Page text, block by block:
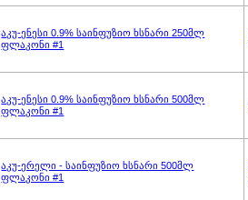
აკუ-ენესი 0.9% საინფუზიო ხსნარი 250მლ
ფლაკონი #1
აკუ-ენესი 0.9% საინფუზიო ხსნარი 500მლ
ფლაკონი #1
აკუ-ერელი - საინფუზიო ხსნარი 500მლ
ფლაკონი #1